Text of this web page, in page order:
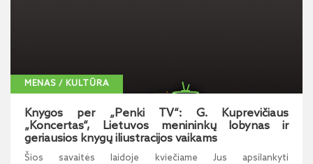
MENAS / KULTŪRA
Knygos per „Penki TV“: G. Kuprevičiaus
„Koncertas“, Lietuvos menininkų lobynas ir
geriausios knygų iliustracijos vaikams
Šios savaitės laidoje kviečiame Jus apsilankyti